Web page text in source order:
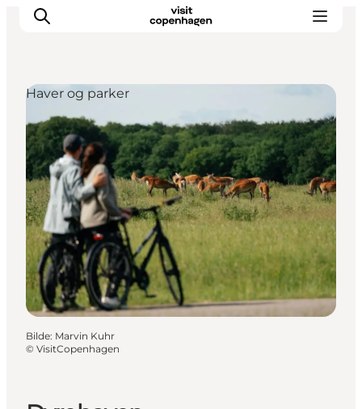
Aktiviteter
Spise og drikke
Planlegg turen din
Haver og parker
Bilde: Marvin Kuhr
© VisitCopenhagen